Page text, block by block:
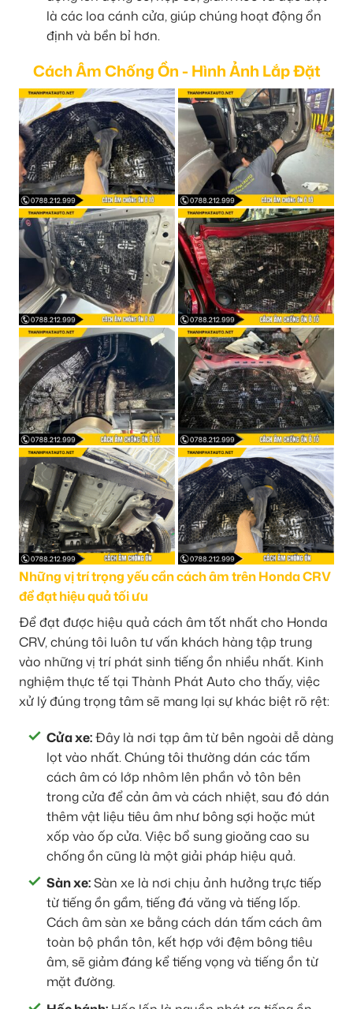
là các loa cánh cửa, giúp chúng hoạt động ổn
định và bền bỉ hơn.
Cách Âm Chống Ồn - Hình Ảnh Lắp Đặt
Những vị trí trọng yếu cần cách âm trên Honda CRV
để đạt hiệu quả tối ưu
Để đạt được hiệu quả cách âm tốt nhất cho Honda
CRV, chúng tôi luôn tư vấn khách hàng tập trung
vào những vị trí phát sinh tiếng ồn nhiều nhất. Kinh
nghiệm thực tế tại Thành Phát Auto cho thấy, việc
xử lý đúng trọng tâm sẽ mang lại sự khác biệt rõ rệt:
Cửa xe:Đây là nơi tạp âm từ bên ngoài dễ dàng
lọt vào nhất. Chúng tôi thường dán các tấm
cách âm có lớp nhôm lên phần vỏ tôn bên
trong cửa để cản âm và cách nhiệt, sau đó dán
thêm vật liệu tiêu âm như bông sợi hoặc mút
xốp vào ốp cửa. Việc bổ sung gioăng cao su
chống ồn cũng là một giải pháp hiệu quả.
Sàn xe:Sàn xe là nơi chịu ảnh hưởng trực tiếp
từ tiếng ồn gầm, tiếng đá văng và tiếng lốp.
Cách âm sàn xe bằng cách dán tấm cách âm
toàn bộ phần tôn, kết hợp với đệm bông tiêu
âm, sẽ giảm đáng kể tiếng vọng và tiếng ồn từ
mặt đường.